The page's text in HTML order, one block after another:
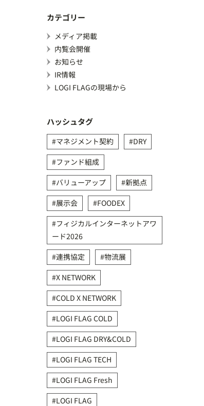
カテゴリー
メディア掲載
内覧会開催
お知らせ
IR情報
LOGI FLAGの現場から
ハッシュタグ
マネジメント契約
DRY
ファンド組成
バリューアップ
新拠点
展示会
FOODEX
フィジカルインターネットアワ
ード2026
連携協定
物流展
X NETWORK
COLD X NETWORK
LOGI FLAG COLD
LOGI FLAG DRY&COLD
LOGI FLAG TECH
LOGI FLAG Fresh
LOGI FLAG